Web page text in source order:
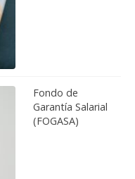
Fondo de
Garantía Salarial
(FOGASA)